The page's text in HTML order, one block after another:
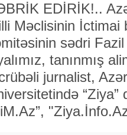
EDİRİK!..
Məclisinin İctimai
sədri
tanınmış
jurnalist,